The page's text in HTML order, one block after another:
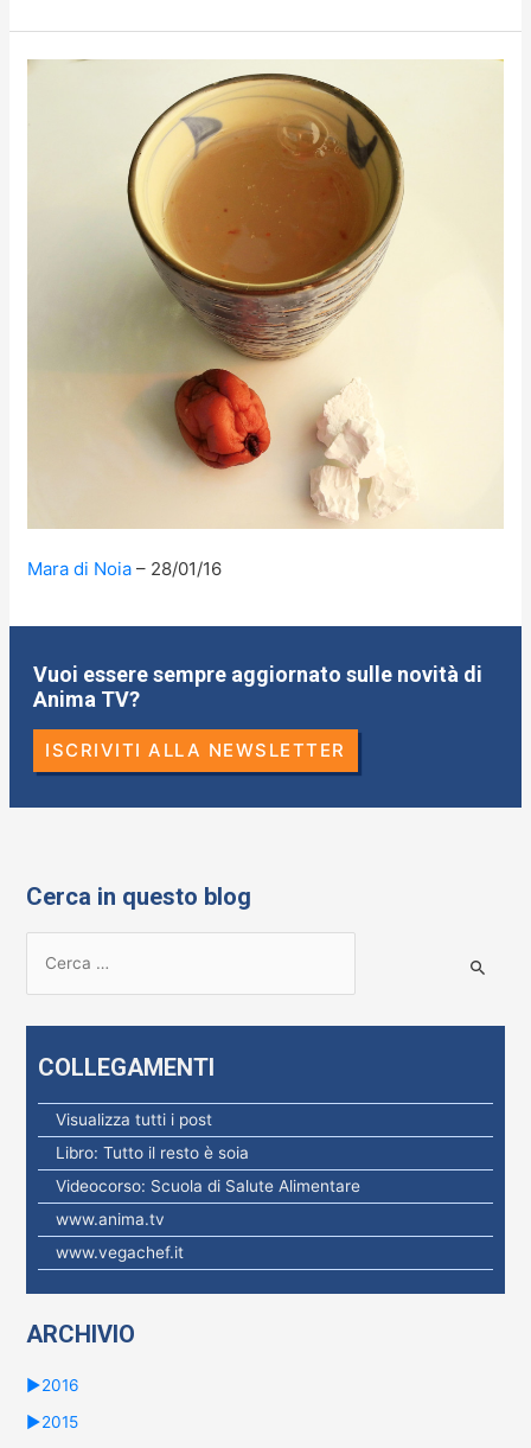
Mara di Noia 28/01/16
Vuoi essere sempre aggiornato sulle novità di
Anima TV?
ISCRIVITI ALLA NEWSLETTER
Cerca in questo blog
COLLEGAMENTI
Visualizza tutti i post
Libro: Tutto il resto è soia
Videocorso: Scuola di Salute Alimentare
www.anima.tv
www.vegachef.it
ARCHIVIO
►2016
►2015